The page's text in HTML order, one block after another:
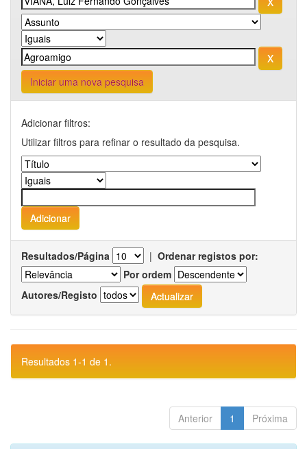
Iniciar uma nova pesquisa
Adicionar filtros:
Utilizar filtros para refinar o resultado da pesquisa.
Resultados/Página | Ordenar registos por:
Por ordem
Autores/Registo
Resultados 1-1 de 1.
Anterior 1 Próxima